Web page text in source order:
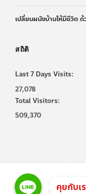
เปลี่ยนผนังบ้านให้มีชีวิต
สถิติ
Last 7 Days Visits:
27,078
Total Visitors:
509,370
Line
Line
Line
คุยกับเ